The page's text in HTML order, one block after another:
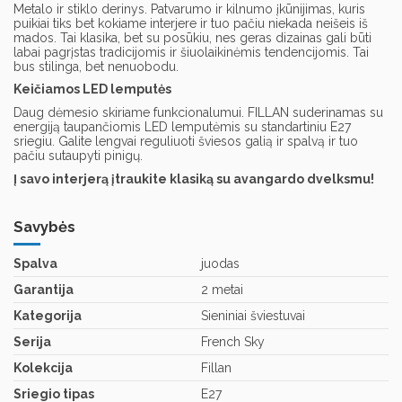
Metalo ir stiklo derinys. Patvarumo ir kilnumo įkūnijimas, kuris
puikiai tiks bet kokiame interjere ir tuo pačiu niekada neišeis iš
mados. Tai klasika, bet su posūkiu, nes geras dizainas gali būti
labai pagrįstas tradicijomis ir šiuolaikinėmis tendencijomis. Tai
bus stilinga, bet nenuobodu.
Keičiamos LED lemputės
Daug dėmesio skiriame funkcionalumui. FILLAN suderinamas su
energiją taupančiomis LED lemputėmis su standartiniu E27
sriegiu. Galite lengvai reguliuoti šviesos galią ir spalvą ir tuo
pačiu sutaupyti pinigų.
Į savo interjerą įtraukite klasiką su avangardo dvelksmu!
Savybės
Spalva
juodas
Garantija
2 metai
Kategorija
Sieniniai šviestuvai
Serija
French Sky
Kolekcija
Fillan
Sriegio tipas
E27